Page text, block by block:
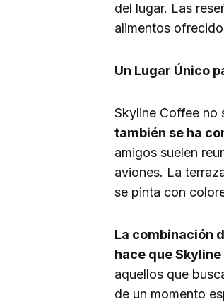
del lugar. Las
alimentos
Un Lugar Único
Skyline Coffee no
también se ha
amigos suelen
aviones. La
se pinta con
La combinación
hace que
aquellos que
de un momento